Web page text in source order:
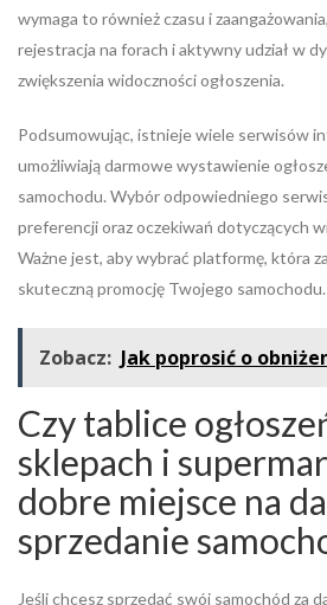
wymaga to również czasu i
rejestracja na forach i aktywny udział w
zwiększenia widoczności ogłoszenia.
Podsumowując, istnieje wiele serwisów
umożliwiają darmowe wystawienie
samochodu. Wybór odpowiedniego
preferencji oraz oczekiwań dotyczących
Ważne jest, aby wybrać platformę, która
skuteczną promocję Twojego samochodu.
Zobacz: Jak poprosić o
Czy tablice
sklepach i
dobre miejsce na
sprzedanie
Jeśli chcesz sprzedać swój samochód za